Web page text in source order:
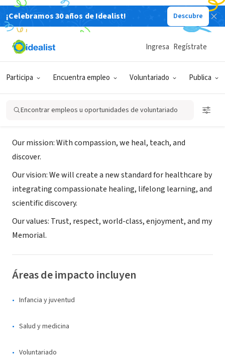
¡Celebramos 30 años de Idealist! Descubre
Participa Encuentra empleo Voluntariado Publica
Ingresa Regístrate
Encontrar empleos u oportunidades de voluntariado
ORGANIZACIÓN SIN FIN DE LUCRO
Memorial University Medical
Center
Savannah, GA |www.memorialhealth.com/about/volunteer.aspx
Acerca de
Our mission: With compassion, we heal, teach, and
discover.
Our vision: We will create a new standard for healthcare by
integrating compassionate healing, lifelong learning, and
scientific discovery.
Our values: Trust, respect, world-class, enjoyment, and my
Memorial.
Áreas de impacto incluyen
Infancia y juventud
Salud y medicina
Voluntariado